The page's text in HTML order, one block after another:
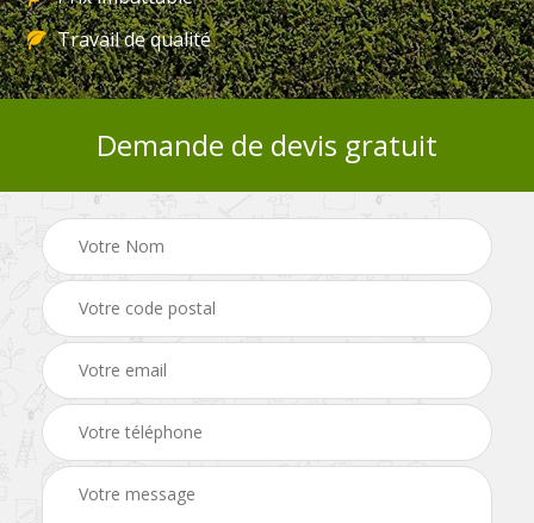
Travail de qualité
Demande de devis gratuit